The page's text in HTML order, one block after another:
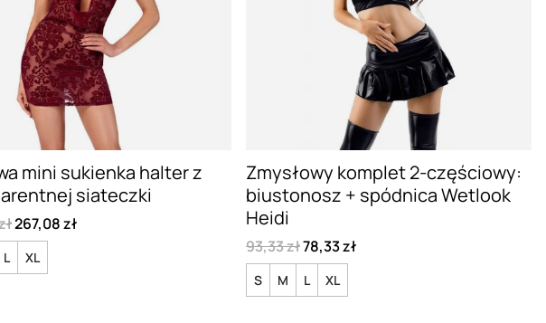
mini sukienka halter z
siateczki
267,08 zł
L XL
Zmysłowy komplet 2-częściowy:
biustonosz + spódnica Wetlook
Heidi
93,33 zł78,33 zł
S M L XL